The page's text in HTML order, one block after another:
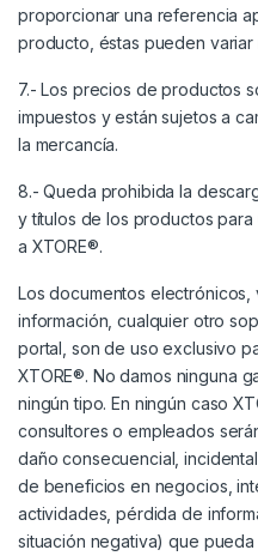
proporcionar una referencia
producto, éstas pueden
7.- Los precios de productos
impuestos y están sujetos a
la mercancía.
8.- Queda prohibida la
y títulos de los productos
a XTORE®.
Los documentos electrónicos,
información, cualquier otro
portal, son de uso exclusivo
XTORE®. No damos ninguna
ningún tipo. En ningún caso
consultores o empleados
daño consecuencial,
de beneficios en negocios,
actividades, pérdida de
situación negativa) que